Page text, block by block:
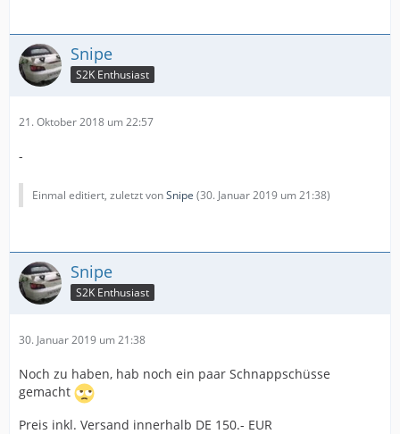
Snipe
S2K Enthusiast
21. Oktober 2018 um 22:57
-
Einmal editiert, zuletzt vonSnipe (30. Januar 2019 um 21:38)
Snipe
S2K Enthusiast
30. Januar 2019 um 21:38
Noch zu haben, hab noch ein paar Schnappschüsse
gemacht
Preis inkl. Versand innerhalb DE 150.- EUR